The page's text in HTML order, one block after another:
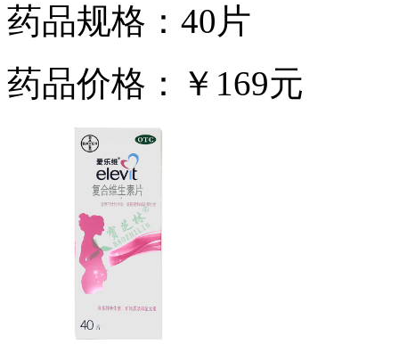
药品规格：40片
药品价格：￥169元